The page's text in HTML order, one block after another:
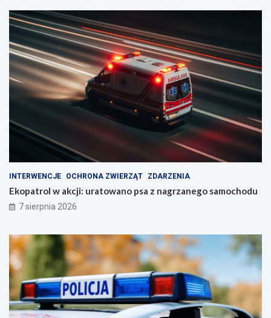
INTERWENCJE OCHRONA ZWIERZĄT ZDARZENIA
Ekopatrol w akcji: uratowano psa z nagrzanego samochodu
7 sierpnia 2026